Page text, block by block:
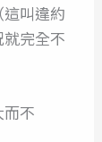
叫違約
完全不
不